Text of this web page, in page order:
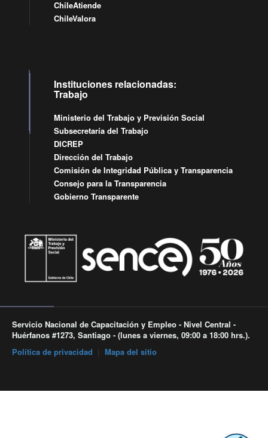
ChileAtiende
ChileValora
Instituciones relacionadas:
Trabajo
Ministerio del Trabajo y Previsión Social
Subsecretaría del Trabajo
DICREP
Dirección del Trabajo
Comisión de Integridad Pública y Transparencia
Consejo para la Transparencia
Gobierno Transparente
Servicio Nacional de Capacitación y Empleo - Nivel Central -
Huérfanos #1273, Santiago - (lunes a viernes, 09:00 a 18:00 hrs.).
Política de privacidad
Mapa del sitio